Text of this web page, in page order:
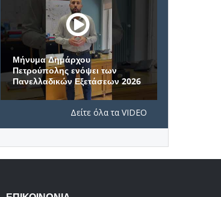
Μήνυμα Δημάρχου
Πετρούπολης ενόψει των
Πανελλαδικών Εξετάσεων 2026
Δείτε όλα τα VIDEO